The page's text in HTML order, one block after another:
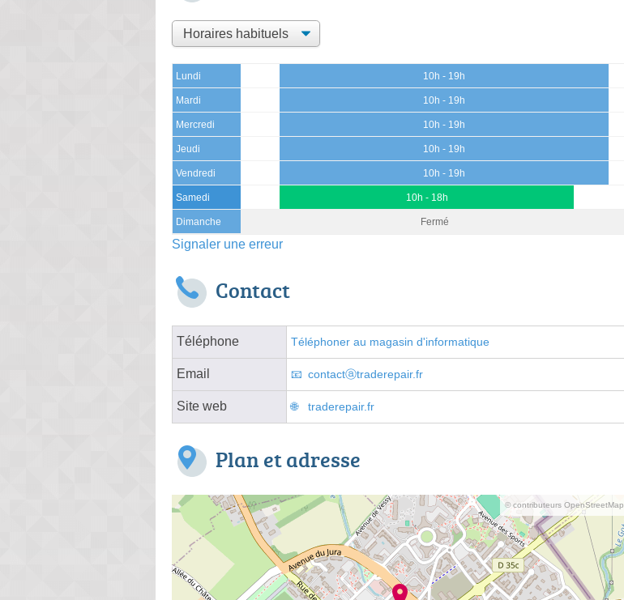
Lundi 10h - 19h
Mardi 10h - 19h
Mercredi 10h - 19h
Jeudi 10h - 19h
Vendredi 10h - 19h
Samedi 10h - 18h
Dimanche Fermé
Signaler une erreur
Contact
Téléphone Téléphoner au magasin d'informatique
Email contactⓐtraderepair.fr
Site web traderepair.fr
Plan et adresse
© contributeurs OpenStreetMap